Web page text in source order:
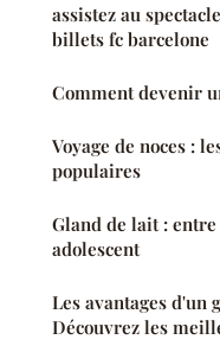
assistez au
billets fc barcelone
Comment devenir
Voyage de noces :
populaires
Gland de lait :
adolescent
Les avantages d'un
Découvrez les